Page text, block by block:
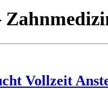
Vollzeit